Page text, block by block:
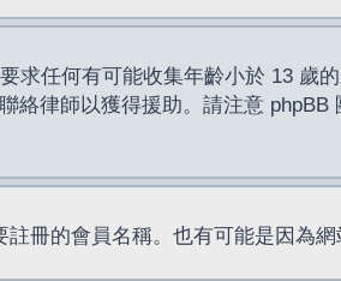
求任何有可能收集年齡小於 13 歲
律師以獲得援助。請注意
冊的會員名稱。也有可能是因為